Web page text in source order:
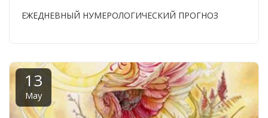
ЕЖЕДНЕВНЫЙ НУМЕРОЛОГИЧЕСКИЙ ПРОГНОЗ
13
May